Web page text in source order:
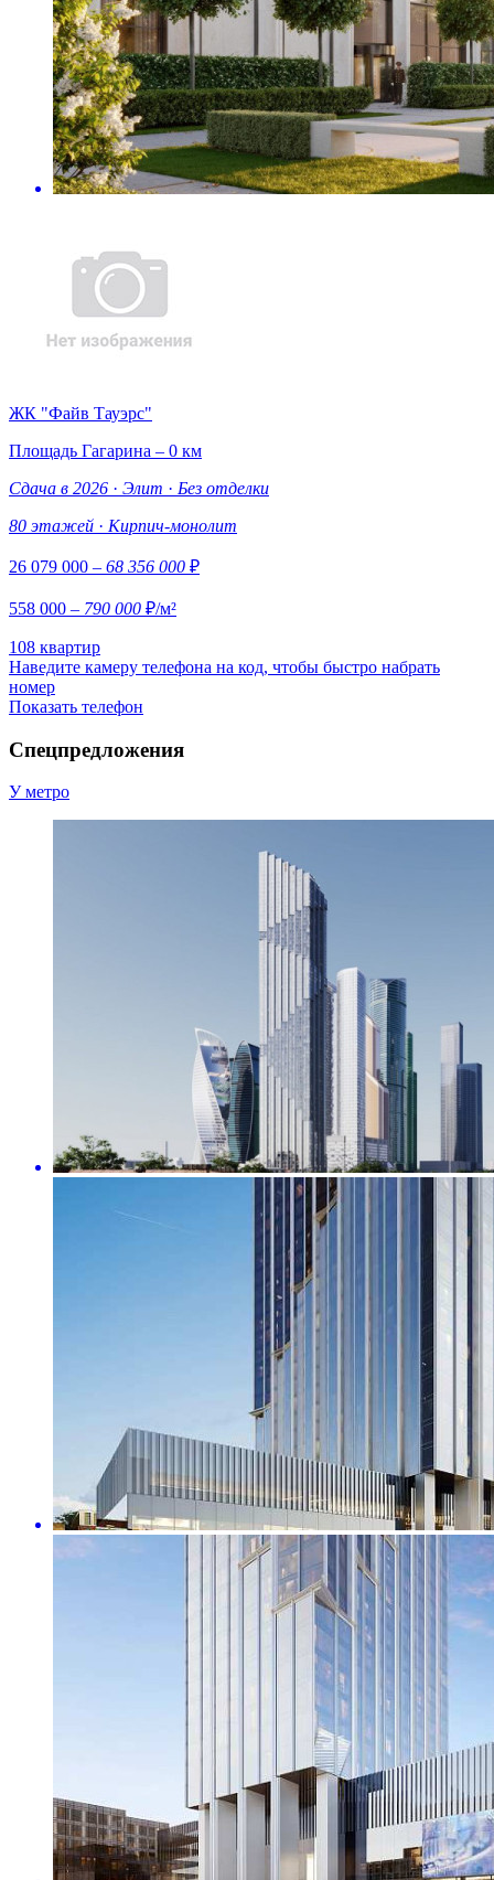
ЖК "Файв Тауэрс"
Площадь Гагарина – 0 км
Сдача в 2026 · Элит · Без отделки
80 этажей · Кирпич-монолит
26 079 000 – 68 356 000 ₽
558 000 – 790 000 ₽/м²
108 квартир
Наведите камеру телефона на код, чтобы быстро набрать
номер
Показать телефон
Спецпредложения
У метро